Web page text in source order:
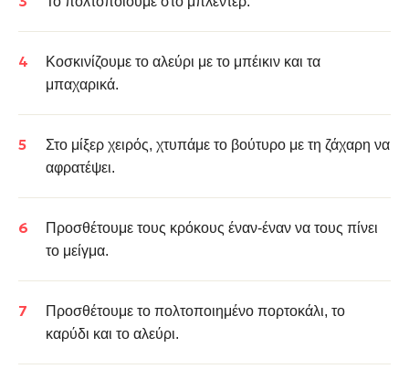
Κοσκινίζουμε το αλεύρι με το μπέικιν και τα
μπαχαρικά.
Στο μίξερ χειρός, χτυπάμε το βούτυρο με τη ζάχαρη να
αφρατέψει.
Προσθέτουμε τους κρόκους έναν-έναν να τους πίνει
το μείγμα.
Προσθέτουμε το πολτοποιημένο πορτοκάλι, το
καρύδι και το αλεύρι.